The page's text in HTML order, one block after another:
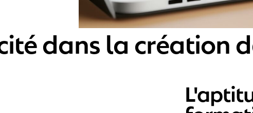
dans la création